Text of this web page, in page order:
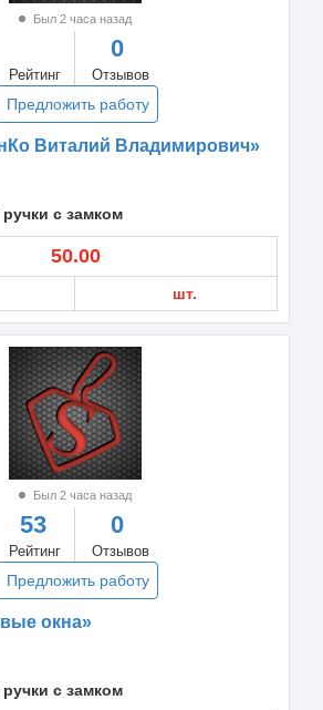
Был 2 часа назад
Рейтинг
0
Отзывов
Предложить работу
Виталий Владимирович»
с замком
50.00
шт.
Был 2 часа назад
53
Рейтинг
0
Отзывов
Предложить работу
окна»
с замком